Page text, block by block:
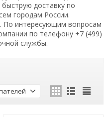
доставку по
городам России.
По интересующим вопросам
по телефону +7 (499)
службы.